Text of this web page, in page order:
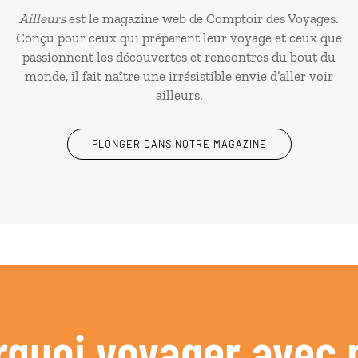
Ailleursest le magazine web de Comptoir des Voyages.
Conçu pour ceux qui préparent leur voyage et ceux que
passionnent les découvertes et rencontres du bout du
monde, il fait naître une irrésistible envie d’aller voir
ailleurs.
PLONGER DANS NOTRE MAGAZINE